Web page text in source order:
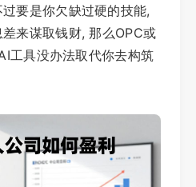
要是你欠缺过硬的技能,
来谋取钱财, 那么OPC或
工具没办法取代你去构筑